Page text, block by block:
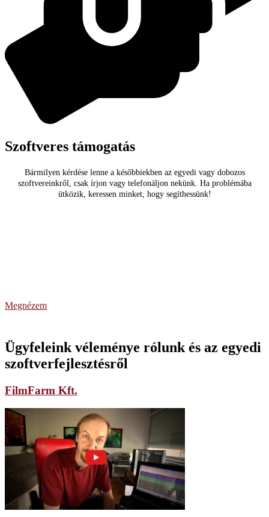
Szoftveres támogatás
Bármilyen kérdése lenne a későbbiekben az egyedi vagy dobozos
szoftvereinkről, csak írjon vagy telefonáljon nekünk. Ha problémába
ütközik, keressen minket, hogy segíthessünk!
Megnézem
Ügyfeleink véleménye rólunk és az egyedi
szoftverfejlesztésről
FilmFarm Kft.